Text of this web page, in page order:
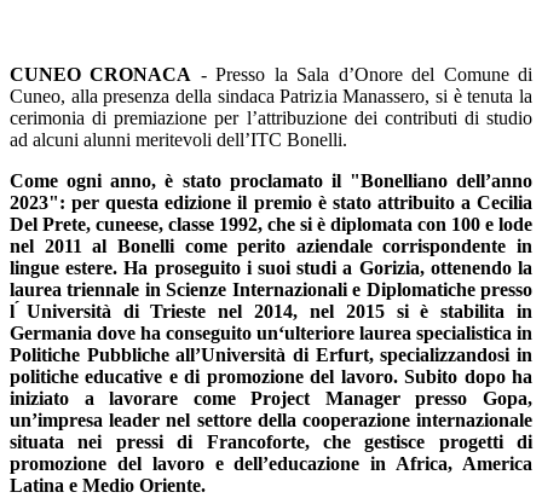
CUNEO CRONACA - Presso la Sala d’Onore del Comune di
Cuneo, alla presenza della sindaca Patrizia Manassero, si è tenuta la
cerimonia di premiazione per l’attribuzione dei contributi di studio
ad alcuni alunni meritevoli dell’ITC Bonelli.
Come ogni anno, è stato proclamato il "Bonelliano dell’anno
2023": per questa edizione il premio è stato attribuito a Cecilia
Del Prete, cuneese, classe 1992, che si è diplomata con 100 e lode
nel 2011 al Bonelli come perito aziendale corrispondente in
lingue estere. Ha proseguito i suoi studi a Gorizia, ottenendo la
laurea triennale in Scienze Internazionali e Diplomatiche presso
l ́Università di Trieste nel 2014, nel 2015 si è stabilita in
Germania dove ha conseguito un‘ulteriore laurea specialistica in
Politiche Pubbliche all’Università di Erfurt, specializzandosi in
politiche educative e di promozione del lavoro. Subito dopo ha
iniziato a lavorare come Project Manager presso Gopa,
un’impresa leader nel settore della cooperazione internazionale
situata nei pressi di Francoforte, che gestisce progetti di
promozione del lavoro e dell’educazione in Africa, America
Latina e Medio Oriente.